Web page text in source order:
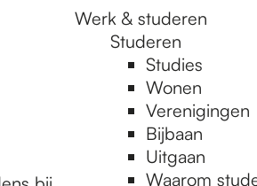
Werk & studeren
Studeren
Studies
Wonen
Verenigingen
Bijbaan
Uitgaan
Waarom